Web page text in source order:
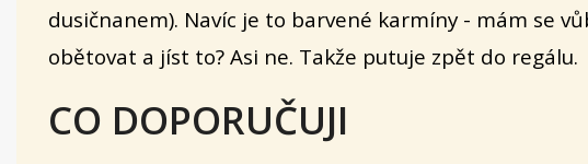
dusičnanem). Navíc je to barvené karmíny - mám se
obětovat a jíst to? Asi ne. Takže putuje zpět do regálu.
CO DOPORUČUJI